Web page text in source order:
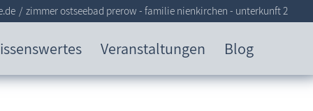
Veranstaltungen Blog
zimmer ostseebad prerow - familie nienkirchen - unterkunft 2